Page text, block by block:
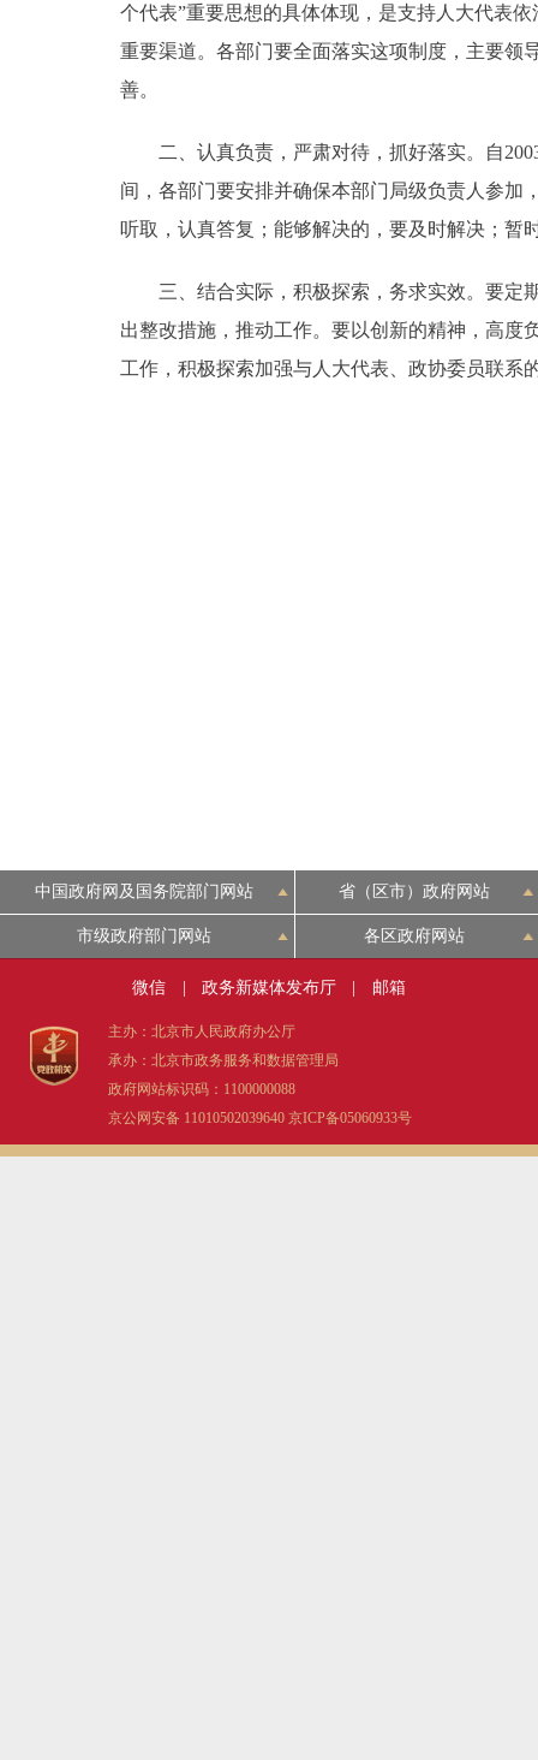
中介服务
参与调查
北京概况
个代表”重要思想的具体体现，是支持人大代表
重要渠道。各部门要全面落实这项制度，主要领
善。
二、认真负责，严肃对待，抓好落实。自
间，各部门要安排并确保本部门局级负责人参加
听取，认真答复；能够解决的，要及时解决；暂
三、结合实际，积极探索，务求实效。要定期
出整改措施，推动工作。要以创新的精神，高度
工作，积极探索加强与人大代表、政协委员联系
中国政府网及国务院部门网站 省（区市）政府网站
市级政府部门网站 各区政府网站
微信 政务新媒体发布厅 邮箱
主办：北京市人民政府办公厅
承办：北京市政务服务和数据管理局
政府网站标识码：1100000088
京公网安备 11010502039640 京ICP备05060933号